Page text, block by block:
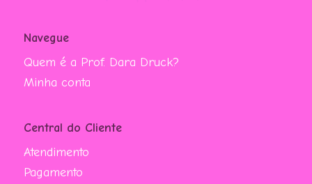
Navegue
Quem é a Prof. Dara Druck?
Minha conta
Central do Cliente
Atendimento
Pagamento